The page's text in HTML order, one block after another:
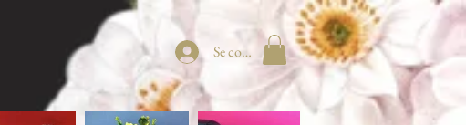
Se connecter